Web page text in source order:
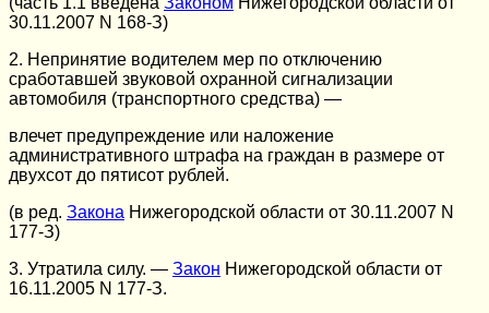
30.11.2007 N 168-З)
2. Непринятие водителем мер по отключению
сработавшей звуковой охранной сигнализации
автомобиля (транспортного средства) —
влечет предупреждение или наложение
административного штрафа на граждан в размере от
двухсот до пятисот рублей.
(в ред. Закона Нижегородской области от 30.11.2007 N
177-З)
3. Утратила силу. — Закон Нижегородской области от
16.11.2005 N 177-З.